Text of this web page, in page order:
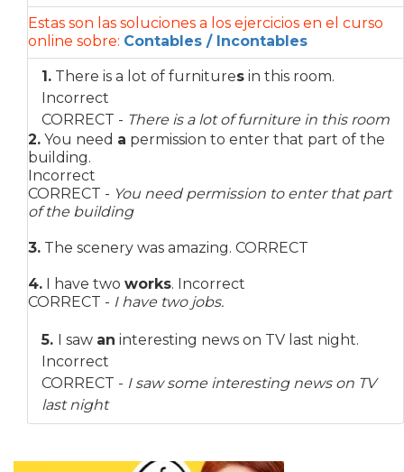
Estas son las soluciones a los ejercicios en el curso
online sobre: Contables / Incontables
1. There is a lot of furnitures in this room.
Incorrect
CORRECT - There is a lot of furniture in this room
2. You need a permission to enter that part of the
building.
Incorrect
CORRECT - You need permission to enter that part
of the building
3. The scenery was amazing. CORRECT
4. I have two works. Incorrect
CORRECT - I have two jobs.
5. I saw an interesting news on TV last night.
Incorrect
CORRECT - I saw some interesting news on TV
last night